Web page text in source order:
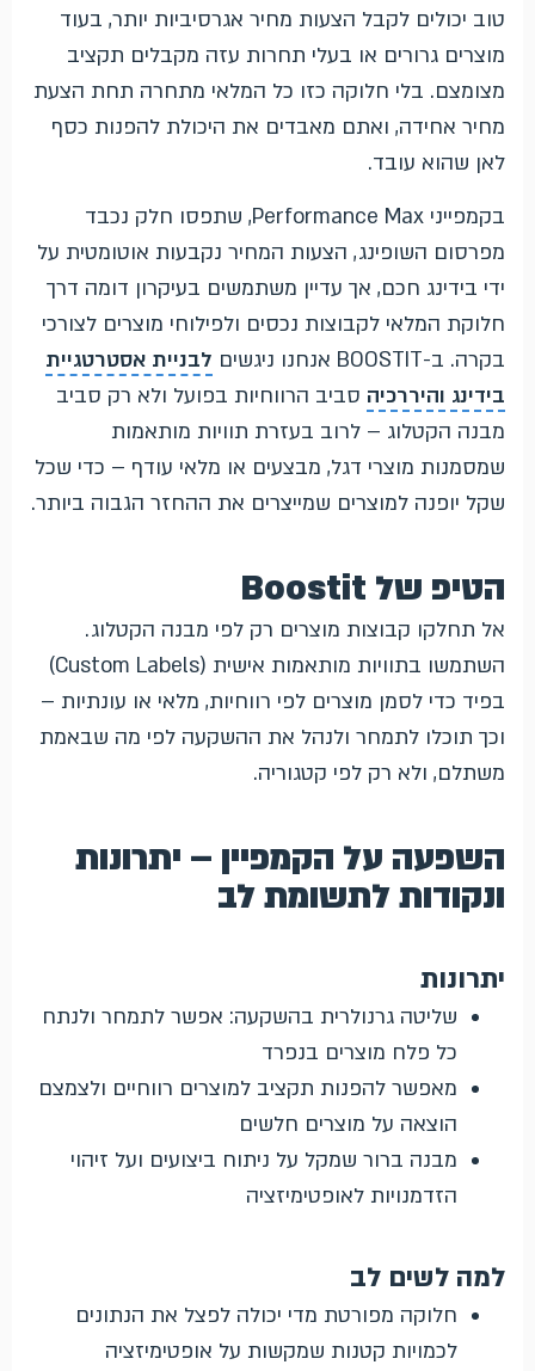
טוב יכולים לקבל הצעות מחיר אגרסיביות יותר, בעוד
מוצרים גרורים או בעלי תחרות עזה מקבלים תקציב
מצומצם. בלי חלוקה כזו כל המלאי מתחרה תחת הצעת
מחיר אחידה, ואתם מאבדים את היכולת להפנות כסף
לאן שהוא עובד.
בקמפייני Performance Max, שתפסו חלק נכבד
מפרסום השופינג, הצעות המחיר נקבעות אוטומטית על
ידי בידינג חכם, אך עדיין משתמשים בעיקרון דומה דרך
חלוקת המלאי לקבוצות נכסים ולפילוחי מוצרים לצורכי
בקרה. ב-BOOSTIT אנחנו ניגשים
לבניית אסטרטגיית
בידינג והיררכיה סביב הרווחיות בפועל ולא רק סביב
מבנה הקטלוג – לרוב בעזרת תוויות מותאמות
שמסמנות מוצרי דגל, מבצעים או מלאי עודף – כדי שכל
שקל יופנה למוצרים שמייצרים את ההחזר הגבוה ביותר.
הטיפ של Boostit
אל תחלקו קבוצות מוצרים רק לפי מבנה הקטלוג.
השתמשו בתוויות מותאמות אישית (Custom Labels)
בפיד כדי לסמן מוצרים לפי רווחיות, מלאי או עונתיות –
וכך תוכלו לתמחר ולנהל את ההשקעה לפי מה שבאמת
משתלם, ולא רק לפי קטגוריה.
השפעה על הקמפיין – יתרונות
ונקודות לתשומת לב
יתרונות
שליטה גרנולרית בהשקעה: אפשר לתמחר ולנתח
כל פלח מוצרים בנפרד
מאפשר להפנות תקציב למוצרים רווחיים ולצמצם
הוצאה על מוצרים חלשים
מבנה ברור שמקל על ניתוח ביצועים ועל זיהוי
הזדמנויות לאופטימיזציה
למה לשים לב
חלוקה מפורטת מדי יכולה לפצל את הנתונים
לכמויות קטנות שמקשות על אופטימיזציה